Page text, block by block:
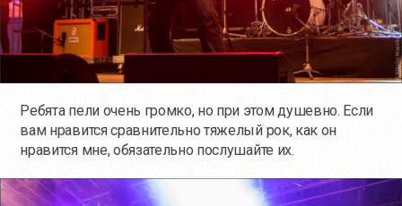
Ребята пели очень громко, но при этом душевно. Если
вам нравится сравнительно тяжелый рок, как он
нравится мне, обязательно послушайте их.